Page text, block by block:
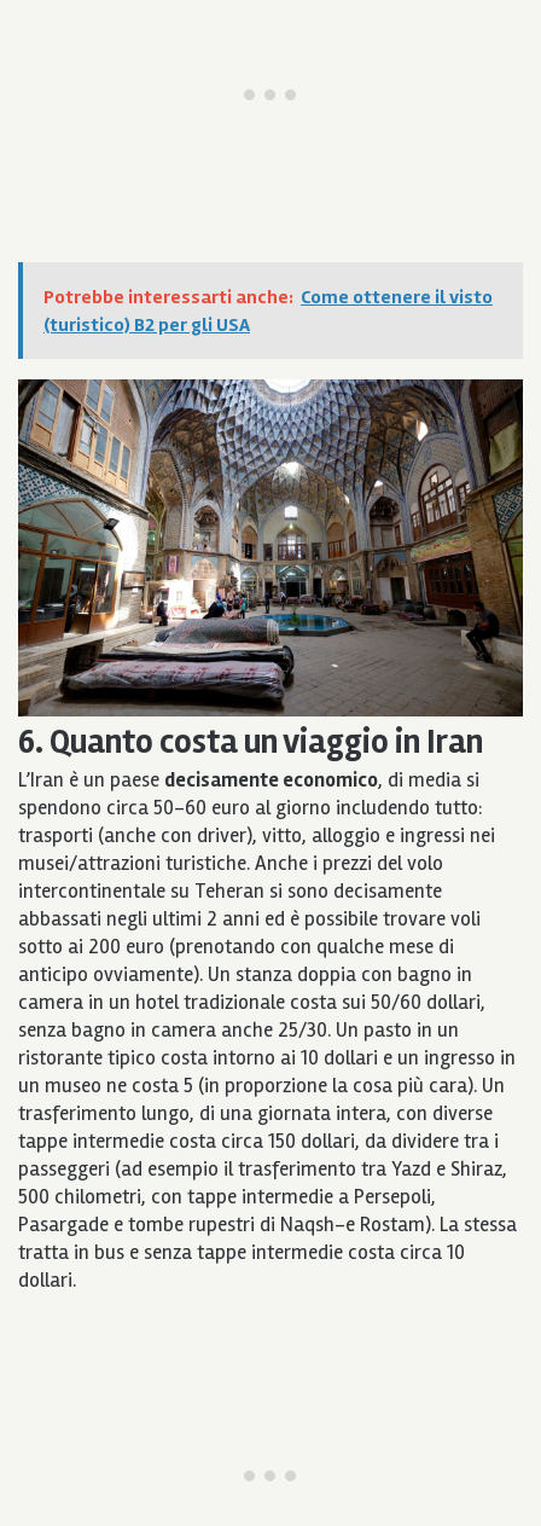
Potrebbe interessarti anche: Come ottenere il visto
(turistico) B2 per gli USA
6. Quanto costa un viaggio in Iran
L’Iran è un paese decisamente economico, di media si
spendono circa 50-60 euro al giorno includendo tutto:
trasporti (anche con driver), vitto, alloggio e ingressi nei
musei/attrazioni turistiche. Anche i prezzi del volo
intercontinentale su Teheran si sono decisamente
abbassati negli ultimi 2 anni ed è possibile trovare voli
sotto ai 200 euro (prenotando con qualche mese di
anticipo ovviamente). Un stanza doppia con bagno in
camera in un hotel tradizionale costa sui 50/60 dollari,
senza bagno in camera anche 25/30. Un pasto in un
ristorante tipico costa intorno ai 10 dollari e un ingresso in
un museo ne costa 5 (in proporzione la cosa più cara). Un
trasferimento lungo, di una giornata intera, con diverse
tappe intermedie costa circa 150 dollari, da dividere tra i
passeggeri (ad esempio il trasferimento tra Yazd e Shiraz,
500 chilometri, con tappe intermedie a Persepoli,
Pasargade e tombe rupestri di Naqsh-e Rostam). La stessa
tratta in bus e senza tappe intermedie costa circa 10
dollari.